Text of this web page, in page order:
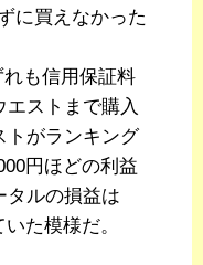
に買えなかった
も信用保証料
ストまで購入
トがランキング
円ほどの利益
タルの損益は
た模様だ。